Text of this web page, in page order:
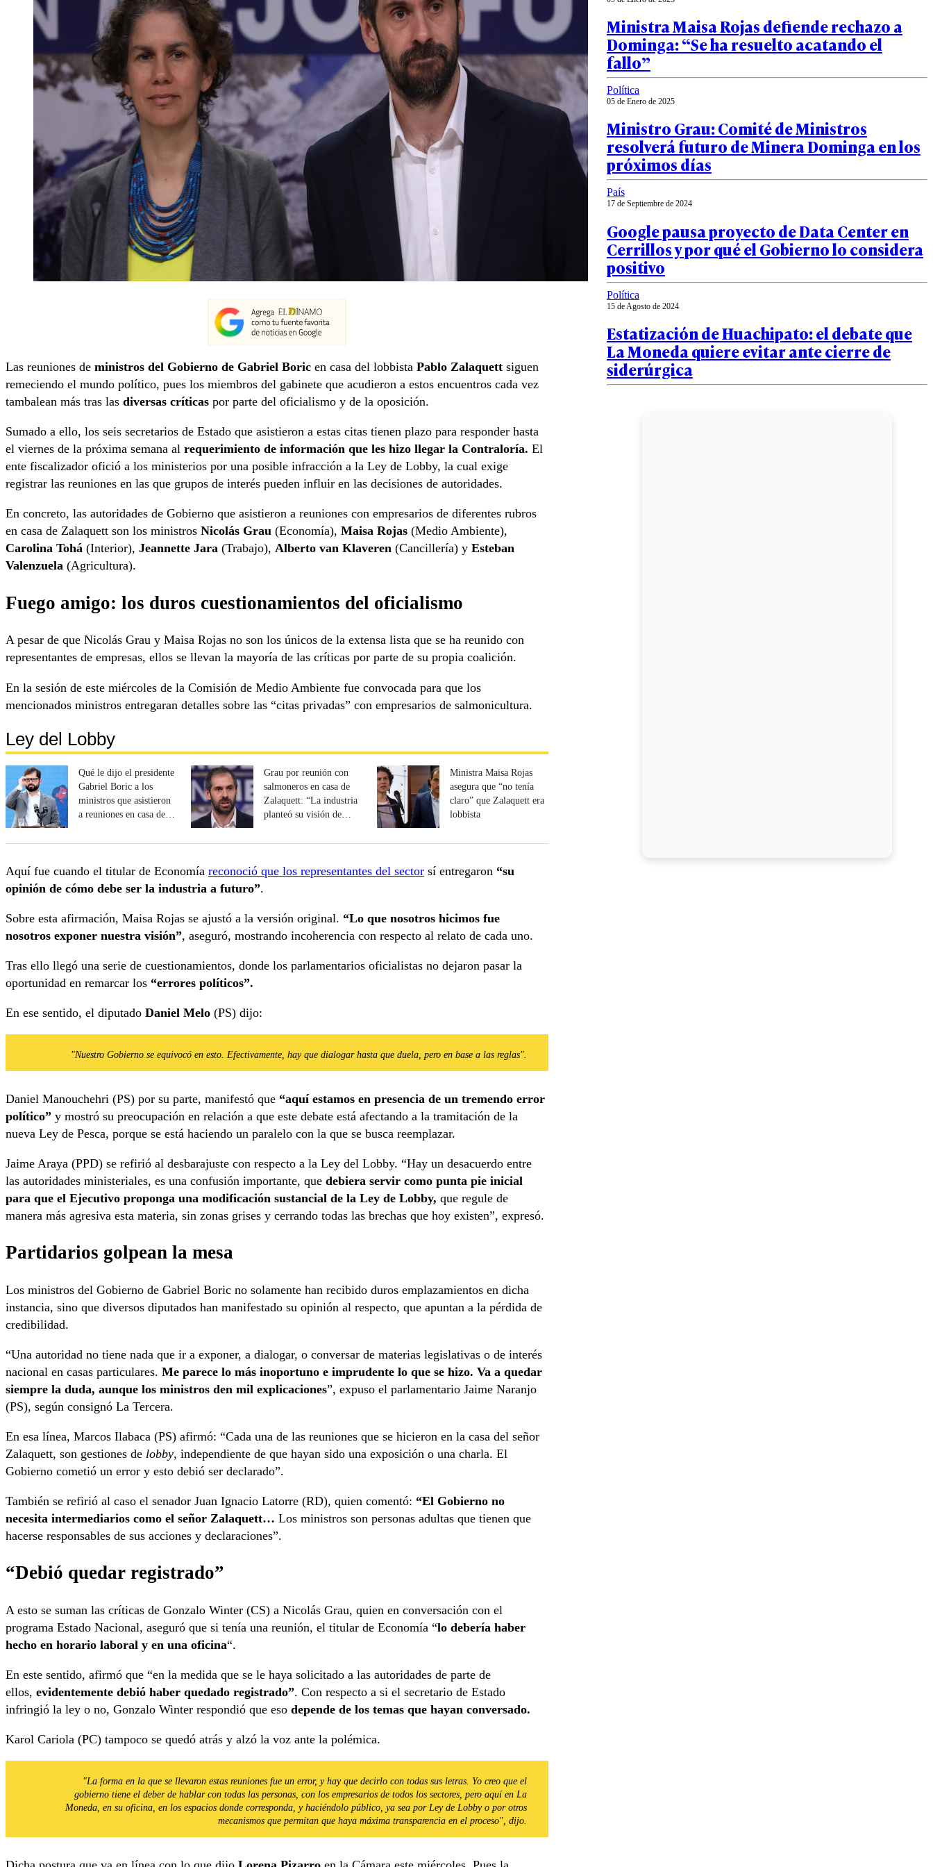
Las reuniones de ministros del Gobierno de Gabriel Boric en casa del lobbista Pablo Zalaquett siguen
remeciendo el mundo político, pues los miembros del gabinete que acudieron a estos encuentros cada vez
tambalean más tras las diversas críticas por parte del oficialismo y de la oposición.
Sumado a ello, los seis secretarios de Estado que asistieron a estas citas tienen plazo para responder hasta
el viernes de la próxima semana al requerimiento de información que les hizo llegar la Contraloría. El
ente fiscalizador ofició a los ministerios por una posible infracción a la Ley de Lobby, la cual exige
registrar las reuniones en las que grupos de interés pueden influir en las decisiones de autoridades.
En concreto, las autoridades de Gobierno que asistieron a reuniones con empresarios de diferentes rubros
en casa de Zalaquett son los ministros Nicolás Grau (Economía), Maisa Rojas (Medio Ambiente),
Carolina Tohá (Interior), Jeannette Jara (Trabajo), Alberto van Klaveren (Cancillería) y Esteban
Valenzuela (Agricultura).
Fuego amigo: los duros cuestionamientos del oficialismo
A pesar de que Nicolás Grau y Maisa Rojas no son los únicos de la extensa lista que se ha reunido con
representantes de empresas, ellos se llevan la mayoría de las críticas por parte de su propia coalición.
En la sesión de este miércoles de la Comisión de Medio Ambiente fue convocada para que los
mencionados ministros entregaran detalles sobre las “citas privadas” con empresarios de salmonicultura.
Ley del Lobby
Qué le dijo el presidente
Gabriel Boric a los
ministros que asistieron
a reuniones en casa de
Grau por reunión con
salmoneros en casa de
Zalaquett: “La industria
planteó su visión de
Ministra Maisa Rojas
asegura que “no tenía
claro” que Zalaquett era
lobbista
Aquí fue cuando el titular de Economía reconoció que los representantes del sector sí entregaron “su
opinión de cómo debe ser la industria a futuro”.
Sobre esta afirmación, Maisa Rojas se ajustó a la versión original. “Lo que nosotros hicimos fue
nosotros exponer nuestra visión”, aseguró, mostrando incoherencia con respecto al relato de cada uno.
Tras ello llegó una serie de cuestionamientos, donde los parlamentarios oficialistas no dejaron pasar la
oportunidad en remarcar los “errores políticos”.
En ese sentido, el diputado Daniel Melo (PS) dijo:
"Nuestro Gobierno se equivocó en esto. Efectivamente, hay que dialogar hasta que duela, pero en base a las reglas".
Daniel Manouchehri (PS) por su parte, manifestó que “aquí estamos en presencia de un tremendo error
político” y mostró su preocupación en relación a que este debate está afectando a la tramitación de la
nueva Ley de Pesca, porque se está haciendo un paralelo con la que se busca reemplazar.
Jaime Araya (PPD) se refirió al desbarajuste con respecto a la Ley del Lobby. “Hay un desacuerdo entre
las autoridades ministeriales, es una confusión importante, que debiera servir como punta pie inicial
para que el Ejecutivo proponga una modificación sustancial de la Ley de Lobby, que regule de
manera más agresiva esta materia, sin zonas grises y cerrando todas las brechas que hoy existen”, expresó.
Partidarios golpean la mesa
Los ministros del Gobierno de Gabriel Boric no solamente han recibido duros emplazamientos en dicha
instancia, sino que diversos diputados han manifestado su opinión al respecto, que apuntan a la pérdida de
credibilidad.
“Una autoridad no tiene nada que ir a exponer, a dialogar, o conversar de materias legislativas o de interés
nacional en casas particulares. Me parece lo más inoportuno e imprudente lo que se hizo. Va a quedar
siempre la duda, aunque los ministros den mil explicaciones”, expuso el parlamentario Jaime Naranjo
(PS), según consignó La Tercera.
En esa línea, Marcos Ilabaca (PS) afirmó: “Cada una de las reuniones que se hicieron en la casa del señor
Zalaquett, son gestiones de lobby, independiente de que hayan sido una exposición o una charla. El
Gobierno cometió un error y esto debió ser declarado”.
También se refirió al caso el senador Juan Ignacio Latorre (RD), quien comentó: “El Gobierno no
necesita intermediarios como el señor Zalaquett… Los ministros son personas adultas que tienen que
hacerse responsables de sus acciones y declaraciones”.
“Debió quedar registrado”
A esto se suman las críticas de Gonzalo Winter (CS) a Nicolás Grau, quien en conversación con el
programa Estado Nacional, aseguró que si tenía una reunión, el titular de Economía “lo debería haber
hecho en horario laboral y en una oficina“.
En este sentido, afirmó que “en la medida que se le haya solicitado a las autoridades de parte de
ellos, evidentemente debió haber quedado registrado”. Con respecto a si el secretario de Estado
infringió la ley o no, Gonzalo Winter respondió que eso depende de los temas que hayan conversado.
Karol Cariola (PC) tampoco se quedó atrás y alzó la voz ante la polémica.
"La forma en la que se llevaron estas reuniones fue un error, y hay que decirlo con todas sus letras. Yo creo que el
gobierno tiene el deber de hablar con todas las personas, con los empresarios de todos los sectores, pero aquí en La
Moneda, en su oficina, en los espacios donde corresponda, y haciéndolo público, ya sea por Ley de Lobby o por otros
mecanismos que permitan que haya máxima transparencia en el proceso", dijo.
Ministra Maisa Rojas defiende rechazo a
Dominga: “Se ha resuelto acatando el
fallo”
Política
05 de Enero de 2025
Ministro Grau: Comité de Ministros
resolverá futuro de Minera Dominga en los
próximos días
País
17 de Septiembre de 2024
Google pausa proyecto de Data Center en
Cerrillos y por qué el Gobierno lo considera
positivo
Política
15 de Agosto de 2024
Estatización de Huachipato: el debate que
La Moneda quiere evitar ante cierre de
siderúrgica